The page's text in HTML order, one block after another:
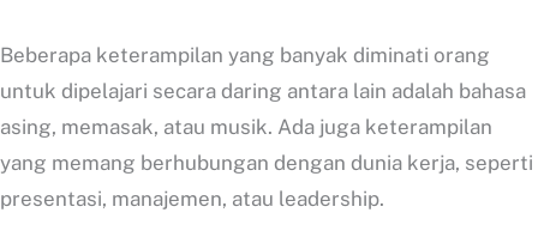
Beberapa keterampilan yang banyak diminati orang
untuk dipelajari secara daring antara lain adalah bahasa
asing, memasak, atau musik. Ada juga keterampilan
yang memang berhubungan dengan dunia kerja, seperti
presentasi, manajemen, atau leadership.